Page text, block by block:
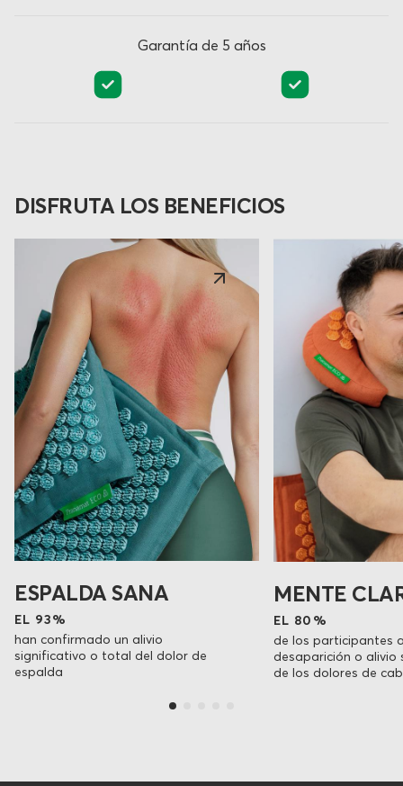
Garantía de 5 años
DISFRUTA LOS BENEFICIOS
ESPALDA SANA
EL 93%
han confirmado un alivio
significativo o total del dolor de
espalda
MENTE
EL 80%
de los participantes
desaparición o alivio
de los dolores de